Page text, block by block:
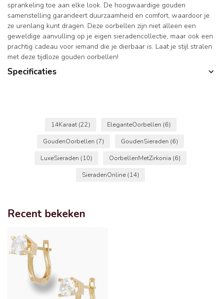
sprankeling toe aan elke look. De hoogwaardige gouden
samenstelling garandeert duurzaamheid en comfort, waardoor je
ze urenlang kunt dragen. Deze oorbellen zijn niet alleen een
geweldige aanvulling op je eigen sieradencollectie, maar ook een
prachtig cadeau voor iemand die je dierbaar is. Laat je stijl stralen
met deze tijdloze gouden oorbellen!
Specificaties
14Karaat (22) EleganteOorbellen (6)
GoudenOorbellen (7) GoudenSieraden (6)
LuxeSieraden (10) OorbellenMetZirkonia (6)
SieradenOnline (14)
Recent bekeken